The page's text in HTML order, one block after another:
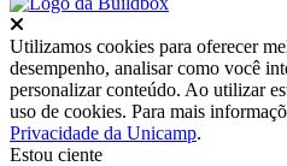
Utilizamos cookies para oferecer
desempenho, analisar como você
personalizar conteúdo. Ao utilizar
uso de cookies. Para mais
Privacidade da Unicamp.
Estou ciente